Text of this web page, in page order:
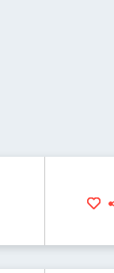
Klaudiusz Slezak